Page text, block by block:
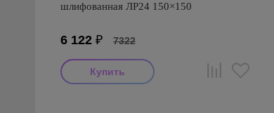
шлифованная ЛР24 150×150
6 122 ₽ 7322